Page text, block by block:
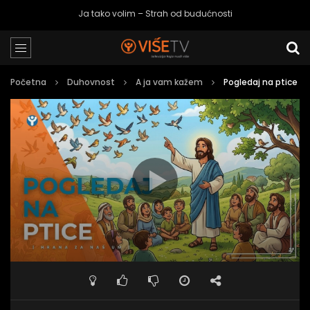
Ja tako volim – Strah od budućnosti
Početna Duhovnost A ja vam kažem Pogledaj na ptice